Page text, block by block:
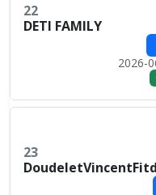
22
DETI FAMILY
2026-
23